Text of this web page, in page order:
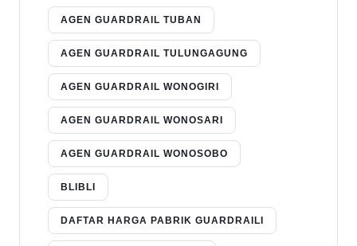
AGEN GUARDRAIL TUBAN
AGEN GUARDRAIL TULUNGAGUNG
AGEN GUARDRAIL WONOGIRI
AGEN GUARDRAIL WONOSARI
AGEN GUARDRAIL WONOSOBO
BLIBLI
DAFTAR HARGA PABRIK GUARDRAILI